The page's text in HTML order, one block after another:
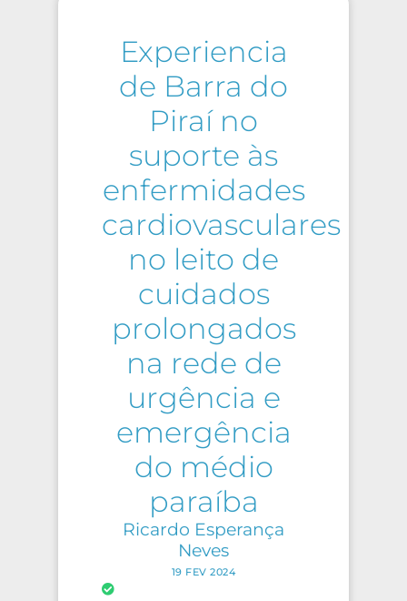
Experiencia
de Barra do
Piraí no
suporte às
enfermidades
cardiovasculares
no leito de
cuidados
prolongados
na rede de
urgência e
emergência
do médio
paraíba
Ricardo Esperança
Neves
19 FEV 2024